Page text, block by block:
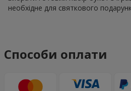
необхідне для святкового
Способи оплати